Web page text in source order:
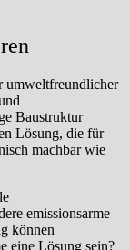
umweltfreundlicher
Baustruktur
Lösung, die für
machbar wie
emissionsarme
können
eine Lösung sein?